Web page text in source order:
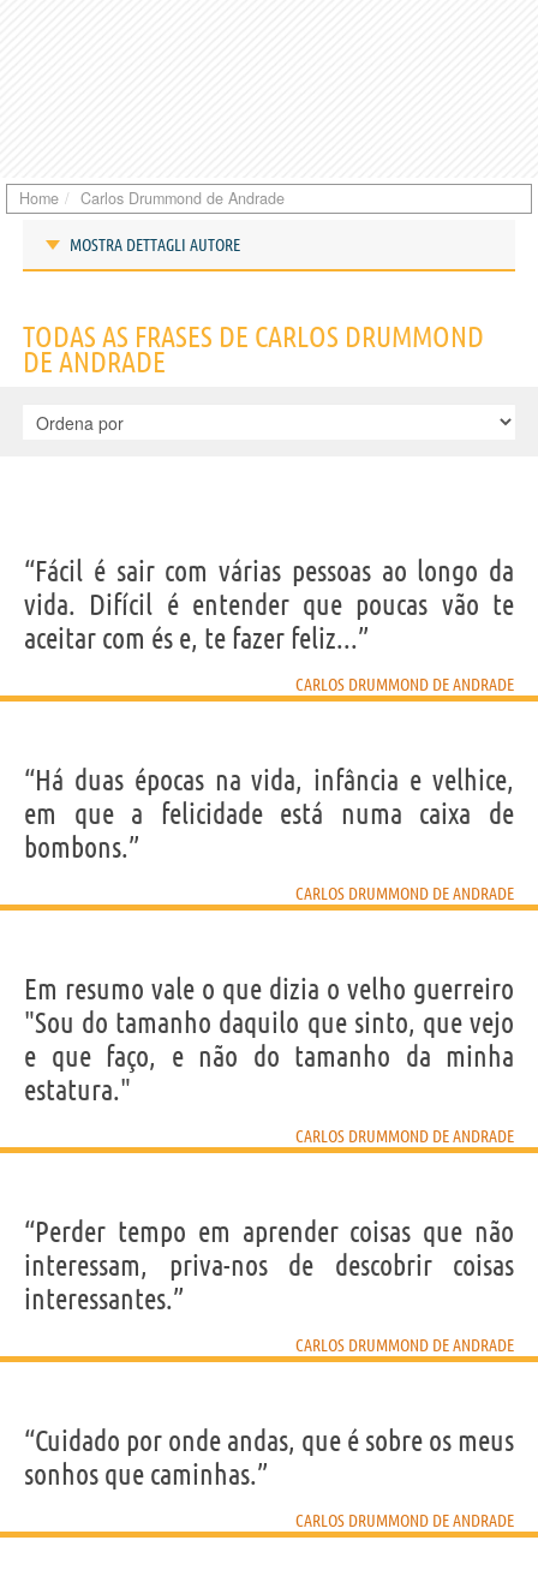
Home Carlos Drummond de Andrade
MOSTRA DETTAGLI AUTORE
Nome
Carlos Drummond
Sobrenome de Andrade
Nascido 31 Outubro 1902 em Itabira
Falecido 17 Agosto 1987
Gênero masculino
Nacionalidade brasileira
O Poder
Frases, citações e aforismos de Carlos Drummond de
Andrade
195EM PORTUGUÊS
“Sexo, esse minúsculo ponto feminino, em torno
Compartilhe Tweet
Personagens relacionados por
TODAS AS FRASES DE CARLOS DRUMMOND
DE ANDRADE
“Fácil é sair com várias pessoas ao longo da
vida. Difícil é entender que poucas vão te
aceitar com és e, te fazer feliz...”
CARLOS DRUMMOND DE ANDRADE
“Há duas épocas na vida, infância e velhice,
em que a felicidade está numa caixa de
bombons.”
CARLOS DRUMMOND DE ANDRADE
Em resumo vale o que dizia o velho guerreiro
"Sou do tamanho daquilo que sinto, que vejo
e que faço, e não do tamanho da minha
estatura."
CARLOS DRUMMOND DE ANDRADE
“Perder tempo em aprender coisas que não
interessam, priva-nos de descobrir coisas
interessantes.”
CARLOS DRUMMOND DE ANDRADE
“Cuidado por onde andas, que é sobre os meus
sonhos que caminhas.”
CARLOS DRUMMOND DE ANDRADE